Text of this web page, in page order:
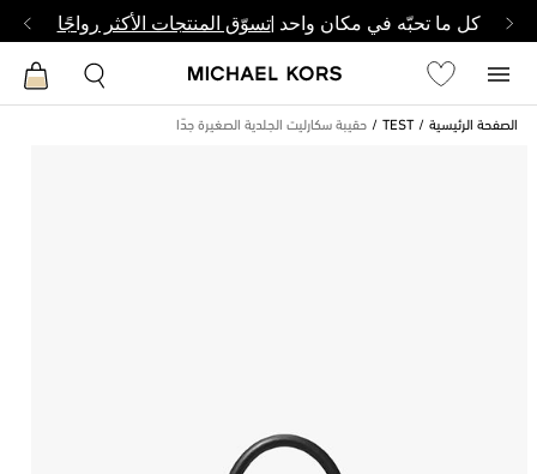
كل ما تحبّه في مكان واحد |تسوّق المنتجات الأكثر رواجًا
الصفحة الرئيسية TEST حقيبة سكارليت الجلدية الصغيرة جدًا